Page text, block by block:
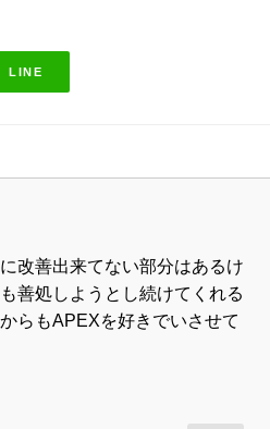
LINE
改善出来てない部分はあるけ
善処しようとし続けてくれる
らもAPEXを好きでいさせて